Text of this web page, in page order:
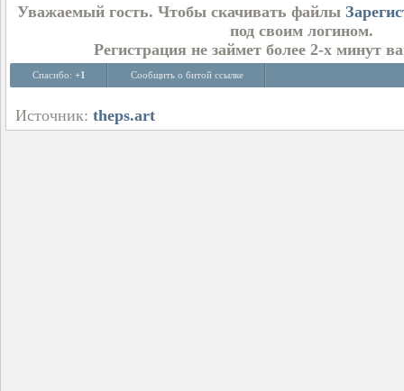
Уважаемый гость. Чтобы скачивать файлы
под своим логином.
Регистрация не займет более 2-х минут
Спасибо: +1 Сообщить о битой ссылке
Источник: theps.art